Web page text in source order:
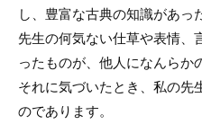
し、豊富な古典の知識があっ
先生の何気ない仕草や表情、
ったものが、他人になんらか
それに気づいたとき、私の先
のであります。